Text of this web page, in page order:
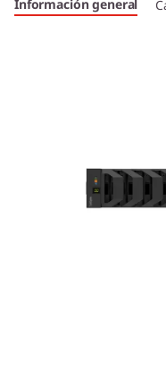
e
ThinkSystem
Información general